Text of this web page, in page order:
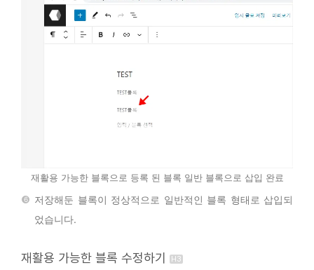
재활용 가능한 블록으로 등록 된 블록 일반 블록으로 삽입 완료
저장해둔 블록이 정상적으로 일반적인 블록 형태로 삽입되
었습니다.
재활용 가능한 블록 수정하기